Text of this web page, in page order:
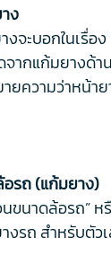
ง
งจะบอกในเรื่
จากแก้มยางด้
ยความว่าหน้า
รถ (แก้มยาง)
ขนาดล้อรถ”​ ห
งรถ สำหรับตัว